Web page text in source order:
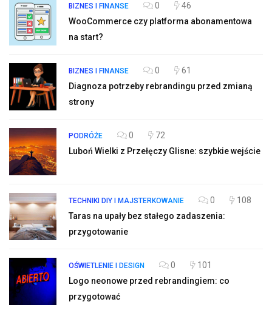
BIZNES I FINANSE 0
46
WooCommerce czy platforma abonamentowa
na start?
BIZNES I FINANSE 0
61
Diagnoza potrzeby rebrandingu przed zmianą
strony
PODRÓŻE 0
72
Luboń Wielki z Przełęczy Glisne: szybkie wejście
TECHNIKI DIY I MAJSTERKOWANIE 0
108
Taras na upały bez stałego zadaszenia:
przygotowanie
OŚWIETLENIE I DESIGN 0
101
Logo neonowe przed rebrandingiem: co
przygotować